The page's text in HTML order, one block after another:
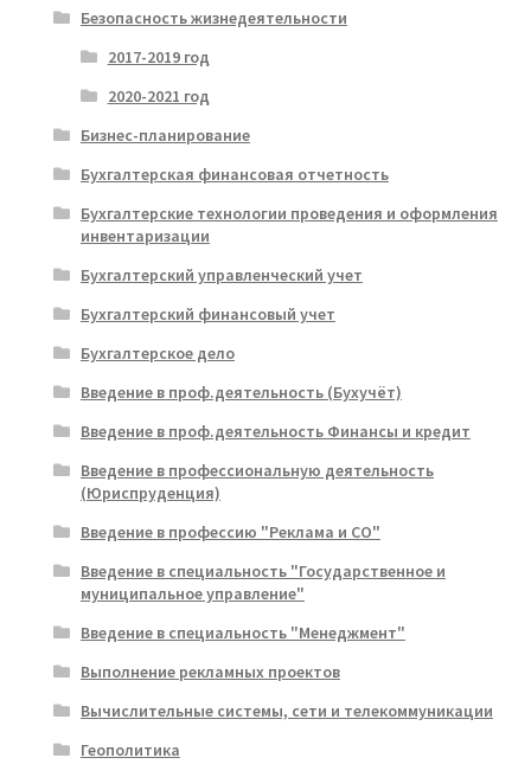
Безопасность жизнедеятельности
2017-2019 год
2020-2021 год
Бизнес-планирование
Бухгалтерская финансовая отчетность
Бухгалтерские технологии проведения и оформления
инвентаризации
Бухгалтерский управленческий учет
Бухгалтерский финансовый учет
Бухгалтерское дело
Введение в проф.деятельность (Бухучёт)
Введение в проф.деятельность Финансы и кредит
Введение в профессиональную деятельность
(Юриспруденция)
Введение в профессию "Реклама и СО"
Введение в специальность "Государственное и
муниципальное управление"
Введение в специальность "Менеджмент"
Выполнение рекламных проектов
Вычислительные системы, сети и телекоммуникации
Геополитика